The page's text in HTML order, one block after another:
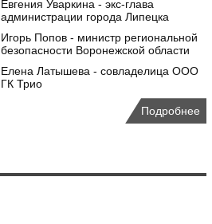
Евгения Уваркина - экс-глава
администрации города Липецка
Игорь Попов - министр региональной
безопасности Воронежской области
Елена Латышева - совладелица ООО
ГК Трио
Подробнее